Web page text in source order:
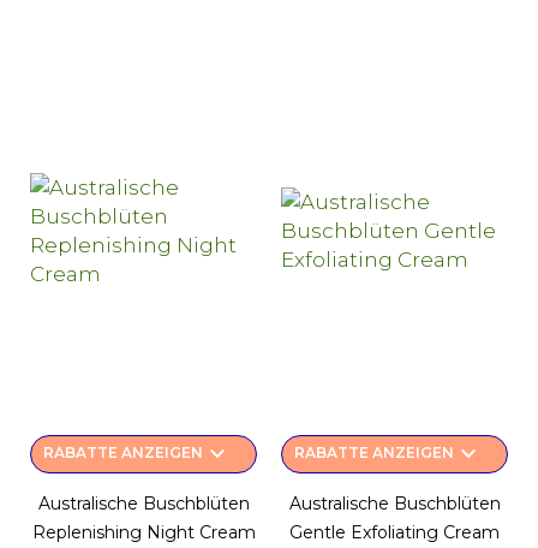
RABATTE ANZEIGEN keyboard_arrow_down
Australische Buschblüten
Replenishing Night Cream
RABATTE ANZEIGEN keyboard_arrow_down
Australische Buschblüten
Gentle Exfoliating Cream